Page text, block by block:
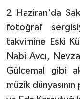
2 Haziran'da
fotoğraf
takvimine Eski
Nabi Avcı,
Gülcemal gibi
müzik